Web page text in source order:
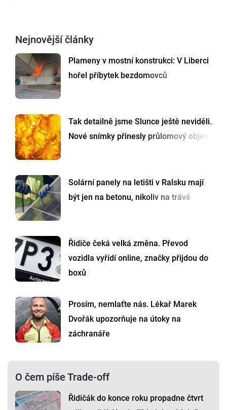
Nejnovější články
Plameny v mostní konstrukci: V Liberci
hořel příbytek bezdomovců
Tak detailně jsme Slunce ještě neviděli.
Nové snímky přinesly průlomový objev
Solární panely na letišti v Ralsku mají
být jen na betonu, nikoliv na trávě
Řidiče čeká velká změna. Převod
vozidla vyřídí online, značky přijdou do
boxů
Prosím, nemlaťte nás. Lékař Marek
Dvořák upozorňuje na útoky na
záchranáře
O čem píše Trade-off
Řidičák do konce roku propadne čtvrt